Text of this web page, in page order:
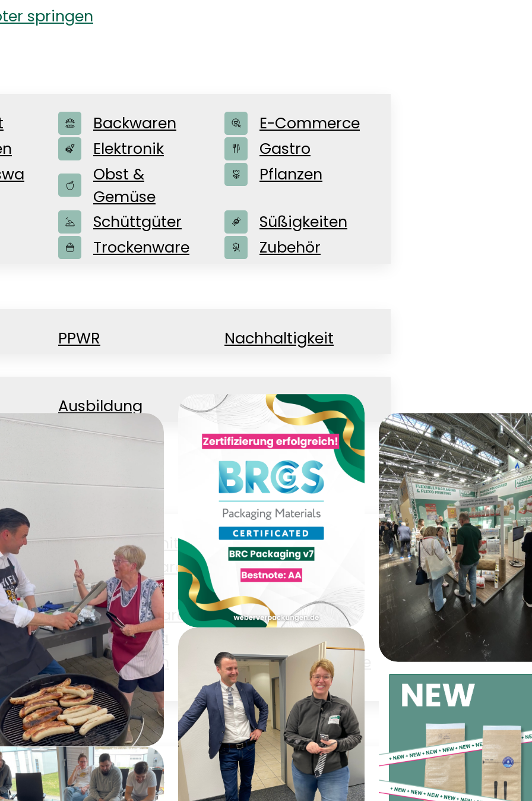
springen
Backwaren
E-Commerce
Elektronik
Gastro
Obst &
Gemüse
Pflanzen
Schüttgüter
Süßigkeiten
Trockenware
Zubehör
PPWR Nachhaltigkeit
Ausbildung
Aufschnitt
Backwaren
Eisenwaren Elektronik
Haushaltswaren
Gemüse
Pharma
Schüttgüter
Textilien
Trockenware
Papier Lover
PPWR
euch
Chef grillt (und
Bewertung AA bei der
BRCGS Packaging
Materials Issue 7
Zertifizierung
Heute geht’s los –
INTERPACK!